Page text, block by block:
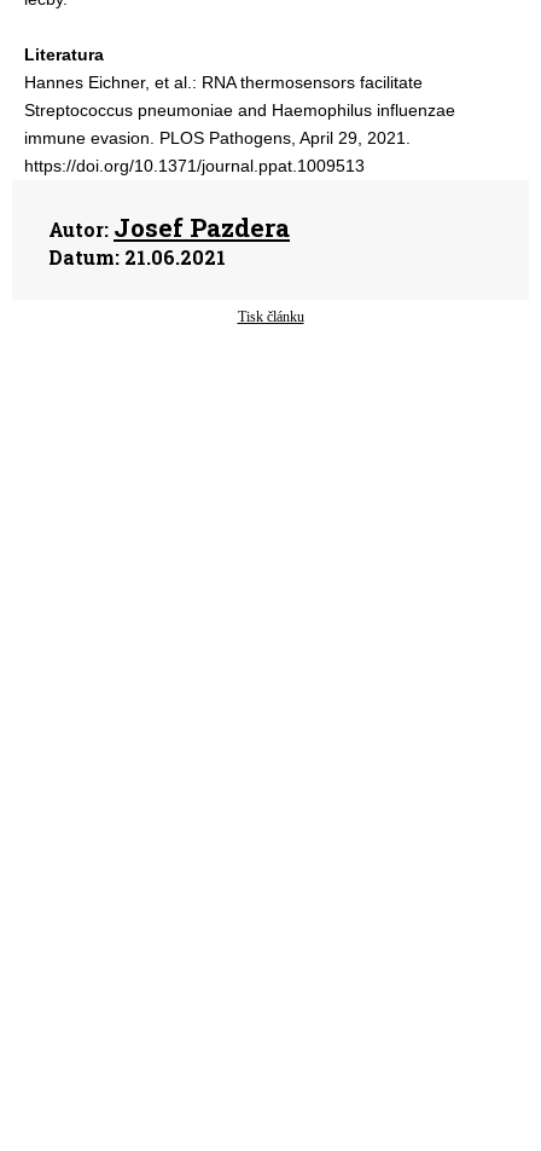
Literatura
Hannes Eichner, et al.: RNA thermosensors facilitate
Streptococcus pneumoniae and Haemophilus influenzae
immune evasion. PLOS Pathogens, April 29, 2021.
https://doi.org/10.1371/journal.ppat.1009513
Autor: Josef Pazdera
Datum: 21.06.2021
Tisk článku